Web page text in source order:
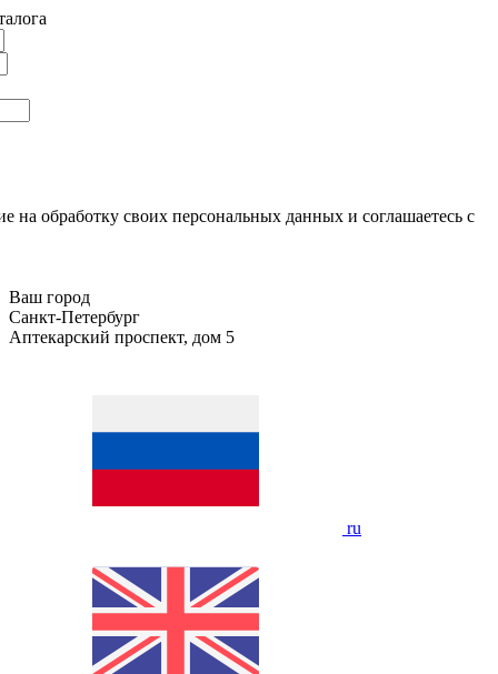
на обработку своих персональных данных и соглашаетесь с
Ваш город
Санкт-Петербург
Аптекарский проспект, дом 5
ru